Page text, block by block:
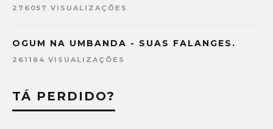
276057 VISUALIZAÇÕES
OGUM NA UMBANDA - SUAS FALANGES.
261164 VISUALIZAÇÕES
TÁ PERDIDO?